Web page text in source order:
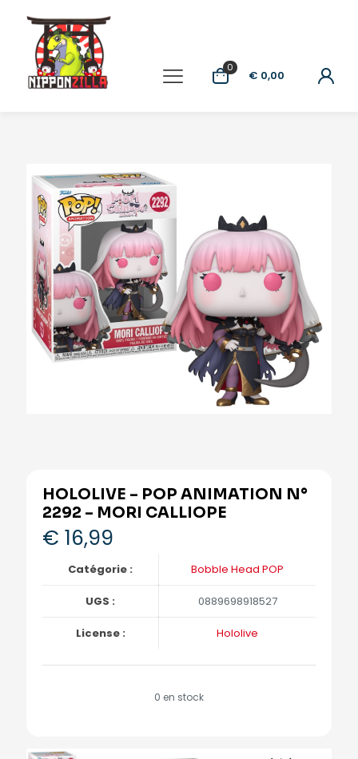
0
€ 0,00
HOLOLIVE – POP ANIMATION N°
2292 – MORI CALLIOPE
€ 16,99
Catégorie : Bobble Head POP
UGS : 0889698918527
License : Hololive
0 en stock